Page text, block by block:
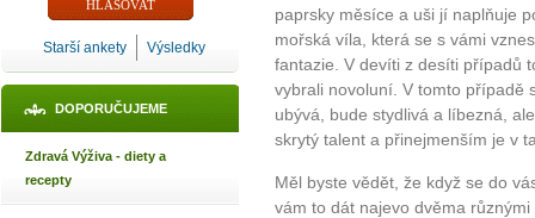
Starší ankety Výsledky
DOPORUČUJEME
Zdravá Výživa - diety a
recepty
paprsky měsíce a uši jí naplňuje
mořská víla, která se s vámi
fantazie. V devíti z desíti případů
vybrali novoluní. V tomto případě
ubývá, bude stydlivá a líbezná,
skrytý talent a přinejmenším je v
Měl byste vědět, že když se do
vám to dát najevo dvěma